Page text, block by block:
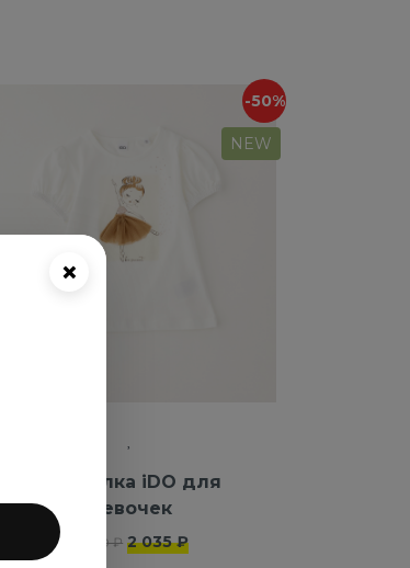
-50%
NEW
Футболка iDO для
девочек
4 070 ₽ 2 035 ₽
×